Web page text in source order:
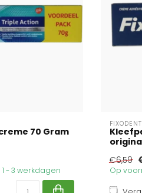
70 Gram
- 3 werkdagen
FIXODENT
€6,59
Op